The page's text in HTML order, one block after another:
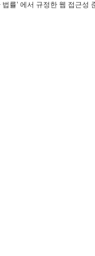
률’ 에서 규정한 웹 접근